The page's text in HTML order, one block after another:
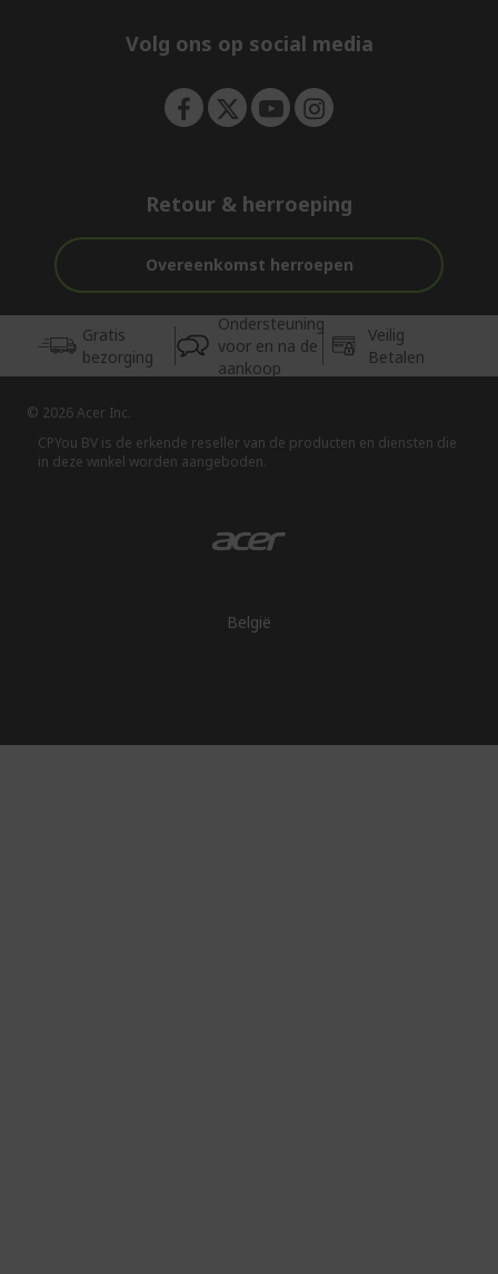
e
Volg ons op social media
Retour & herroeping
Overeenkomst herroepen
Gratis
bezorging
Ondersteuning
voor en na de
aankoop
Veilig
Betalen
© 2026 Acer Inc.
CPYou BV is de erkende reseller van de producten en diensten die
in deze winkel worden aangeboden.
België